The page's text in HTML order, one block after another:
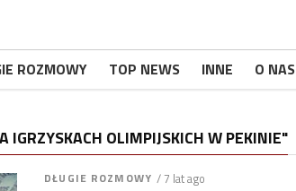
ROZMOWY TOP NEWS INNE O NAS
IGRZYSKACH OLIMPIJSKICH W PEKINIE"
DŁUGIE ROZMOWY / 7 lat ago